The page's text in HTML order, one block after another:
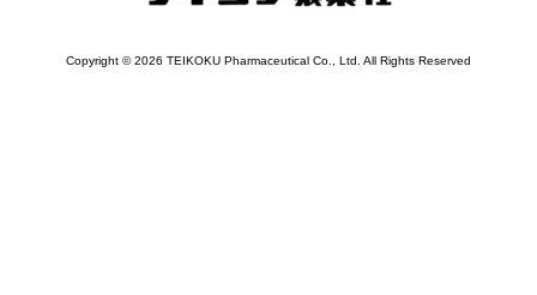
Copyright © 2026 TEIKOKU Pharmaceutical Co., Ltd. All Rights Reserved